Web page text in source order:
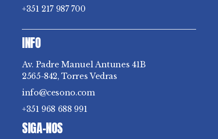
+351 217 987 700
INFO
Av. Padre Manuel Antunes 41B
2565-842, Torres Vedras
info@cesono.com
+351 968 688 991
SIGA-NOS